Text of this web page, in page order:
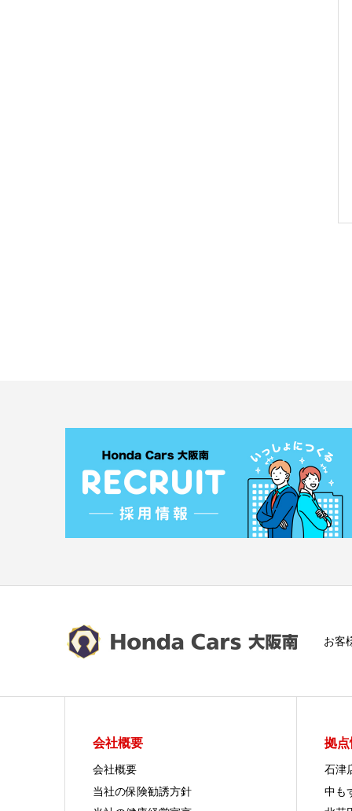
お客
会社概要
会社概要
当社の保険勧誘方針
拠
石津
中も